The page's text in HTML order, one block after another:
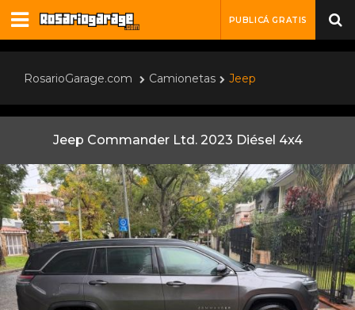
PUBLICÁ GRATIS
RosarioGarage.com Camionetas Jeep
Jeep Commander Ltd. 2023 Diésel 4x4